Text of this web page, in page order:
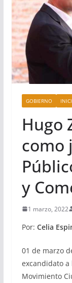
GOBIERNO
Hugo
como
y
1 marzo, 2022
Por: Celia
01 de marzo
excandidato
Movimiento